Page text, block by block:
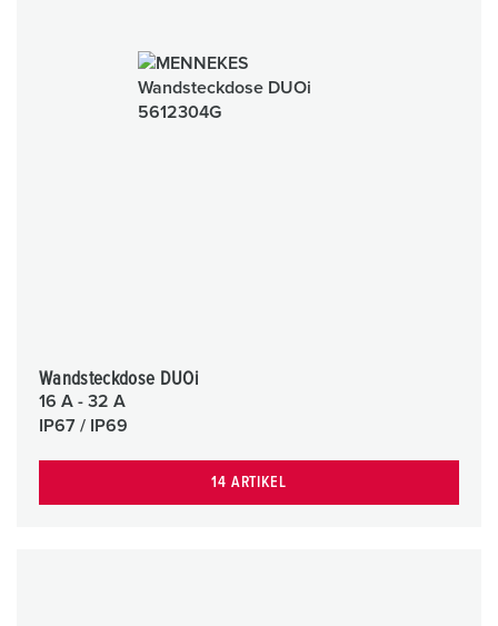
Wandsteckdose DUOi
16 A - 32 A
IP67 / IP69
14 ARTIKEL